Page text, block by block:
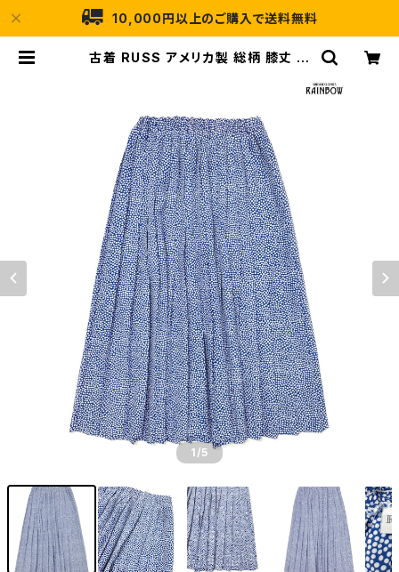
10,000円以上のご購入で送料無料
古着 RUSS アメリカ製 総柄 膝丈 プ
1 /5